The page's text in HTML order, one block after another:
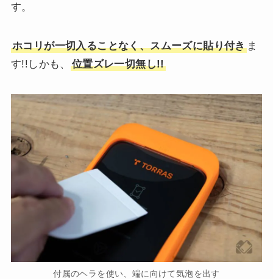
す。
ホコリが一切入ることなく、スムーズに貼り付きま
す!!しかも、
位置ズレ一切無し!!
付属のヘラを使い、端に向けて気泡を出す